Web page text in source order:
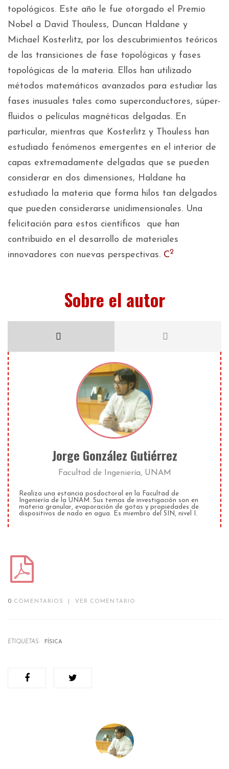
topológicos. Este año le fue otorgado el Premio
Nobel a David Thouless, Duncan Haldane y
Michael Kosterlitz, por los descubrimientos teóricos
de las transiciones de fase topológicas y fases
topológicas de la materia. Ellos han utilizado
métodos matemáticos avanzados para estudiar las
fases inusuales tales como superconductores, súper-
fluidos o películas magnéticas delgadas. En
particular, mientras que Kosterlitz y Thouless han
estudiado fenómenos emergentes en el interior de
capas extremadamente delgadas que se pueden
considerar en dos dimensiones, Haldane ha
estudiado la materia que forma hilos tan delgados
que pueden considerarse unidimensionales. Una
felicitación para estos científicos que han
contribuido en el desarrollo de materiales
innovadores con nuevas perspectivas. C2
Sobre el autor
Jorge González Gutiérrez
Facultad de Ingeniería, UNAM
Realiza una estancia posdoctoral en la Facultad de
Ingeniería de la UNAM. Sus temas de investigación son en
materia granular, evaporación de gotas y propiedades de
dispositivos de nado en agua. Es miembro del SIN, nivel I.
0 COMENTARIOS VER COMENTARIO
ETIQUETAS: FÍSICA